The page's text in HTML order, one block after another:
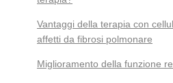
Vantaggi della terapia con
affetti da fibrosi polmonare
Miglioramento della funzione